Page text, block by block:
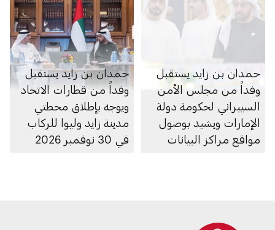
حمدان بن زايد يستقبل
وفداً من مجلس الأمن
السيبراني لحكومة دولة
الإمارات ويشيد بوصول
مواقع مراكز البيانات
حمدان بن زايد يستقبل
وفداً من قطارات الاتحاد
ويوجه بإطلاق محطتي
مدينة زايد وليوا للركاب
في 30 نوفمبر 2026